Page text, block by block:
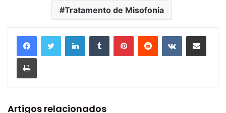
Tratamento de Misofonia
Artigos relacionados